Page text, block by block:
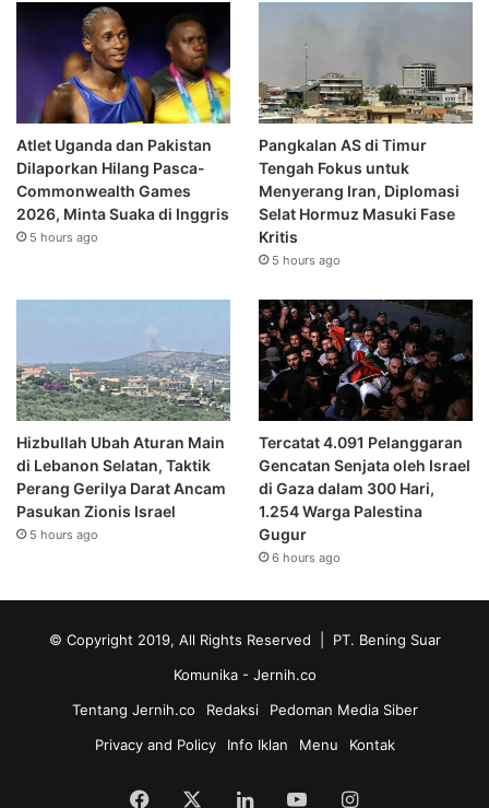
Atlet Uganda dan Pakistan
Dilaporkan Hilang Pasca-
Commonwealth Games
2026, Minta Suaka di Inggris
5 hours ago
Pangkalan AS di Timur
Tengah Fokus untuk
Menyerang Iran, Diplomasi
Selat Hormuz Masuki Fase
Kritis
5 hours ago
Hizbullah Ubah Aturan Main
di Lebanon Selatan, Taktik
Perang Gerilya Darat Ancam
Pasukan Zionis Israel
5 hours ago
Tercatat 4.091 Pelanggaran
Gencatan Senjata oleh Israel
di Gaza dalam 300 Hari,
1.254 Warga Palestina
Gugur
6 hours ago
© Copyright 2019, All Rights Reserved | PT. Bening Suar
Komunika - Jernih.co
Tentang Jernih.co
Redaksi
Pedoman Media Siber
Privacy and Policy
Info Iklan Menu Kontak
Facebook LinkedInYouTubeInstagram